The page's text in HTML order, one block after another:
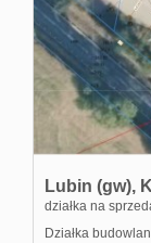
Lubin (gw),
działka na
Działka